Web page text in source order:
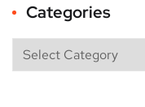
Categories